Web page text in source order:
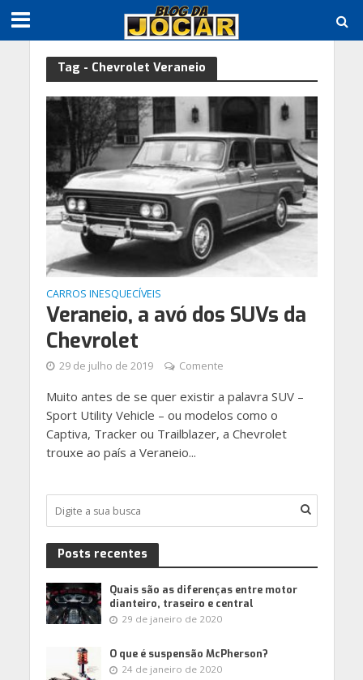
Tag - Chevrolet Veraneio
CARROS INESQUECÍVEIS
Veraneio, a avó dos SUVs da
Chevrolet
29 de julho de 2019 Comente
Muito antes de se quer existir a palavra SUV –
Sport Utility Vehicle – ou modelos como o
Captiva, Tracker ou Trailblazer, a Chevrolet
trouxe ao país a Veraneio...
Posts recentes
Quais são as diferenças entre motor
dianteiro, traseiro e central
29 de janeiro de 2020
O que é suspensão McPherson?
24 de janeiro de 2020